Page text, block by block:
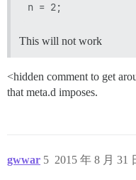
This will not work
<hidden comment to get
that meta.d imposes.
gwwar 2015 年 8 月 31
5